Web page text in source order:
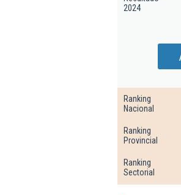
2024
Ranking
Nacional
Ranking
Provincial
Ranking
Sectorial